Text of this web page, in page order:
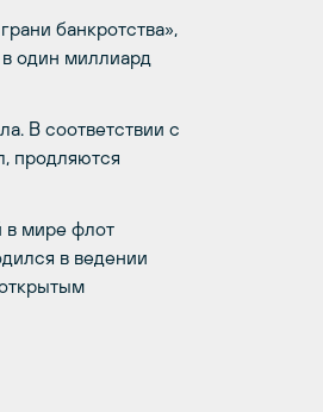
банкротства»,
один миллиард
В соответствии с
продляются
в мире флот
в ведении